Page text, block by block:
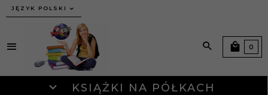
JĘZYK POLSKI
KSIĄŻKI NA PÓŁKACH
0